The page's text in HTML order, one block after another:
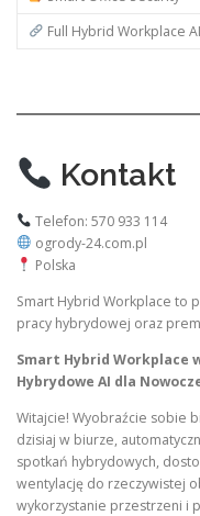
Full Hybrid Workplace AI
Kontakt
Telefon: 570 933 114
ogrody-24.com.pl
Polska
Smart Hybrid Workplace to
pracy hybrydowej oraz
Smart Hybrid Workplace
Hybrydowe AI dla
Witajcie! Wyobraźcie sobie
dzisiaj w biurze,
spotkań hybrydowych,
wentylację do rzeczywistej
wykorzystanie przestrzeni i